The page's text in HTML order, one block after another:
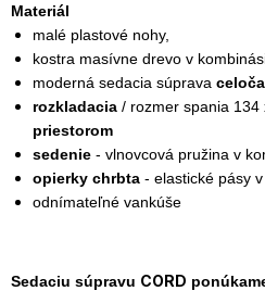
Materiál
malé plastové nohy,
kostra masívne drevo v
moderná sedacia súprava
rozkladacia / rozmer spania 134
priestorom
sedenie - vlnovcová pružina v
opierky chrbta - elastické pásy
odnímateľné vankúše
Sedaciu súpravu CORD